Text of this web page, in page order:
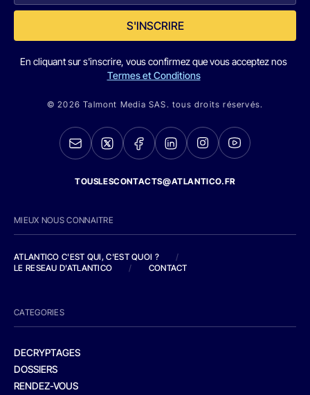
S'INSCRIRE
En cliquant sur s'inscrire, vous confirmez que vous acceptez nos
Termes et Conditions
© 2026 Talmont Media SAS. tous droits réservés.
TOUSLESCONTACTS@ATLANTICO.FR
MIEUX NOUS CONNAITRE
ATLANTICO C'EST QUI, C'EST QUOI ?
/
LE RESEAU D'ATLANTICO
/ CONTACT
CATEGORIES
DECRYPTAGES
DOSSIERS
RENDEZ-VOUS